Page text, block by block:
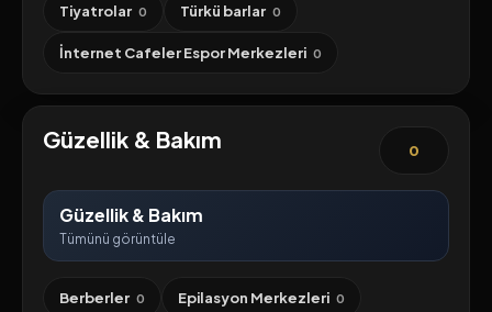
Tiyatrolar 0 Türkü barlar 0
İnternet Cafeler Espor Merkezleri 0
Güzellik & Bakım 0
Güzellik & Bakım
Tümünü görüntüle
Berberler 0 Epilasyon Merkezleri 0